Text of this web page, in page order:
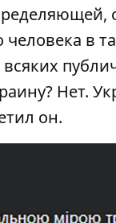
в
Нет.
он.